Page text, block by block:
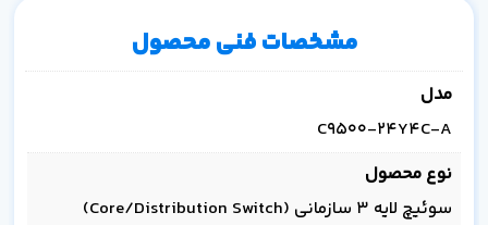
مشخصات فنی محصول
مدل
C9500-24Y4C-A
نوع محصول
سوئیچ لایه 3 سازمانی (Core/Distribution Switch)